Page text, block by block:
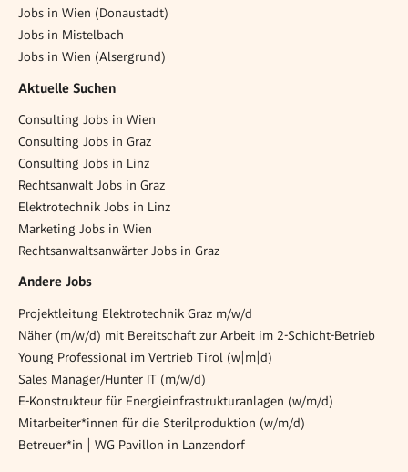
Jobs in Wien (Donaustadt)
Jobs in Mistelbach
Jobs in Wien (Alsergrund)
Aktuelle Suchen
Consulting Jobs in Wien
Consulting Jobs in Graz
Consulting Jobs in Linz
Rechtsanwalt Jobs in Graz
Elektrotechnik Jobs in Linz
Marketing Jobs in Wien
Rechtsanwaltsanwärter Jobs in Graz
Andere Jobs
Projektleitung Elektrotechnik Graz m/w/d
Näher (m/w/d) mit Bereitschaft zur Arbeit im 2-Schicht-Betrieb
Young Pro­fes­si­o­nal im Ver­trieb Tirol (w|m|d)
Sales Manager/Hunter IT (m/w/d)
E-Konstrukteur für Energieinfrastrukturanlagen (w/m/d)
Mitarbeiter*innen für die Sterilproduktion (w/m/d)
Betreuer*in | WG Pavillon in Lanzendorf